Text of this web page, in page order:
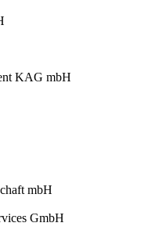
KAG mbH
mbH
GmbH